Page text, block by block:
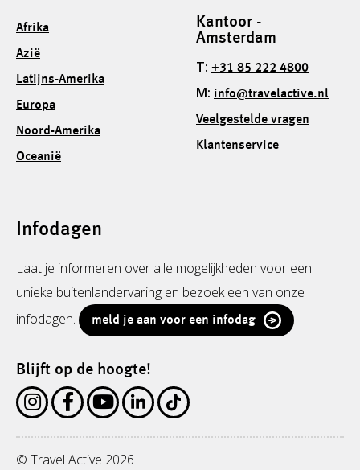
Afrika
Azië
Latijns-Amerika
Europa
Noord-Amerika
Oceanië
Kantoor -
Amsterdam
T: +31 85 222 4800
M: info@travelactive.nl
Veelgestelde vragen
Klantenservice
Infodagen
Laat je informeren over alle mogelijkheden voor een
unieke buitenlandervaring en bezoek een van onze
infodagen.
meld je aan voor een infodag
Blijft op de hoogte!
© Travel Active 2026